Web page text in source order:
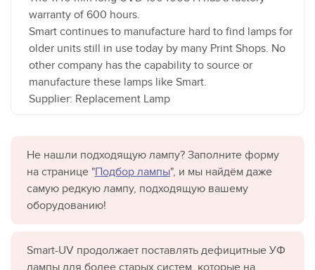
warranty of 600 hours.
Smart continues to manufacture hard to find lamps for
older units still in use today by many Print Shops. No
other company has the capability to source or
manufacture these lamps like Smart.
Supplier: Replacement Lamp
Не нашли подходящую лампу? Заполните форму
на странице "Подбор лампы", и мы найдём даже
самую редкую лампу, подходящую вашему
оборудованию!
Smart-UV продолжает поставлять дефицитные УФ
лампы для более старых систем, которые на